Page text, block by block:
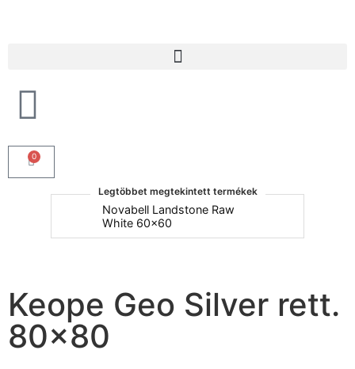
0
Legtöbbet megtekintett termékek
Novabell Landstone Raw
White 60x60
Keope Geo Silver rett.
80×80